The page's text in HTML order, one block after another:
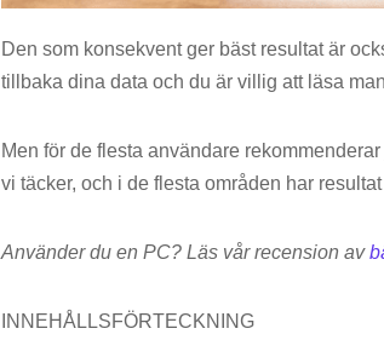
Den som konsekvent ger bäst resultat är
tillbaka dina data och du är villig att läsa
Men för de flesta användare rekommenderar
vi täcker, och i de flesta områden har
Använder du en PC? Läs vår recension av
INNEHÅLLSFÖRTECKNING